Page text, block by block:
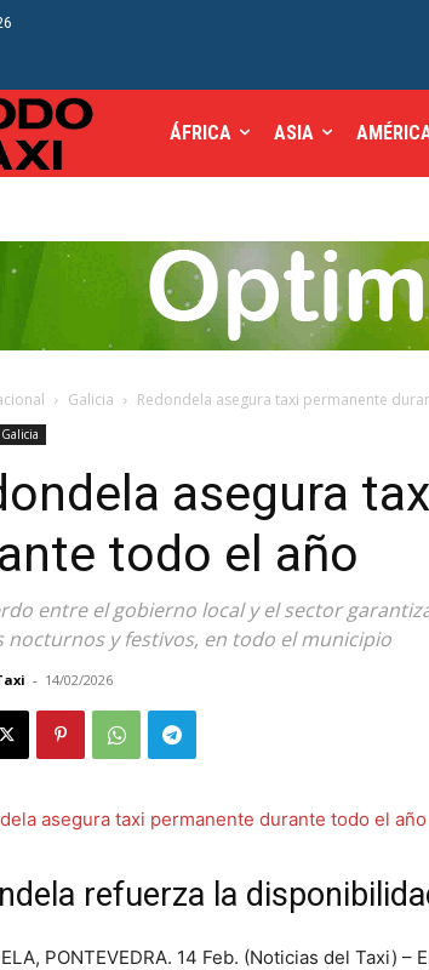
ÁFRICA ASIA
Galicia Redondela asegura taxi permanente
Galicia
asegura
todo el año
entre el gobierno local y el sector
nocturnos y festivos, en todo el municipio
- 14/02/2026
refuerza la
PONTEVEDRA. 14 Feb. (Noticias del Taxi) –